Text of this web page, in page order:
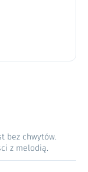
bez chwytów.
z melodią.